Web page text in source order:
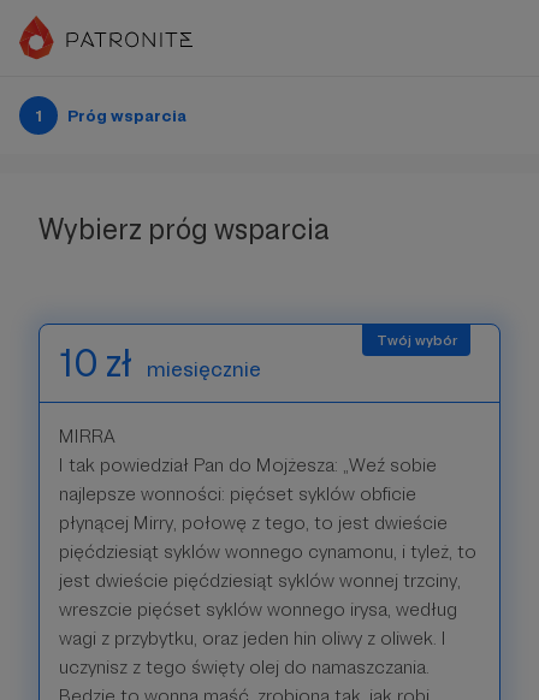
1 Próg wsparcia
Wybierz próg wsparcia
10 zł miesięcznie
MIRRA
I tak powiedział Pan do Mojżesza: „Weź sobie
najlepsze wonności: pięćset syklów obficie
płynącej Mirry, połowę z tego, to jest dwieście
pięćdziesiąt syklów wonnego cynamonu, i tyleż, to
jest dwieście pięćdziesiąt syklów wonnej trzciny,
wreszcie pięćset syklów wonnego irysa, według
wagi z przybytku, oraz jeden hin oliwy z oliwek. I
uczynisz z tego święty olej do namaszczania.